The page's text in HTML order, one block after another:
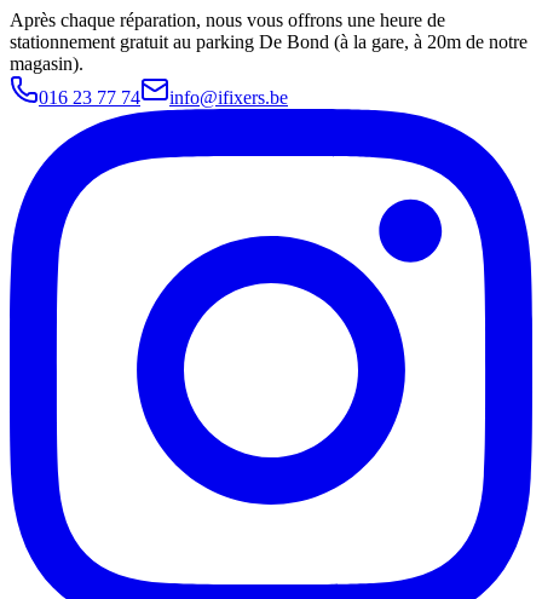
Après chaque réparation, nous vous offrons une heure de
stationnement gratuit au parking De Bond (à la gare, à 20m de notre
magasin).
016 23 77 74
info@ifixers.be